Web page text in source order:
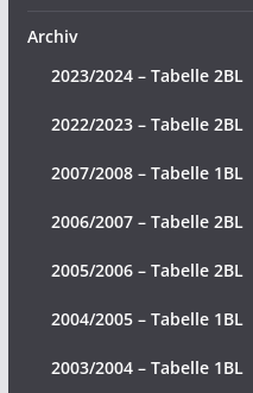
Archiv
2023/2024 – Tabelle 2BL
2022/2023 – Tabelle 2BL
2007/2008 – Tabelle 1BL
2006/2007 – Tabelle 2BL
2005/2006 – Tabelle 2BL
2004/2005 – Tabelle 1BL
2003/2004 – Tabelle 1BL